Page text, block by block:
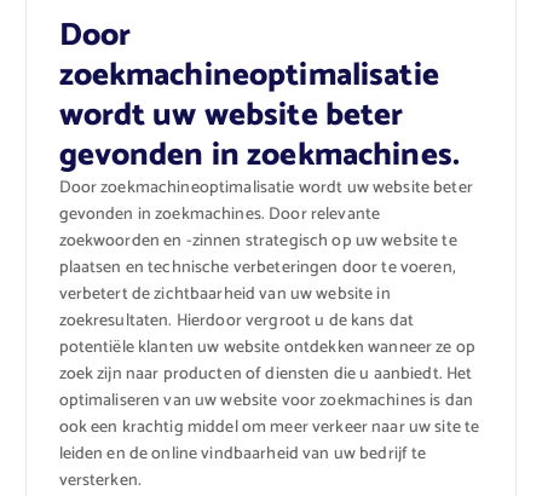
Door
zoekmachineoptimalisatie
wordt uw website beter
gevonden in zoekmachines.
Door zoekmachineoptimalisatie wordt uw website beter
gevonden in zoekmachines. Door relevante
zoekwoorden en -zinnen strategisch op uw website te
plaatsen en technische verbeteringen door te voeren,
verbetert de zichtbaarheid van uw website in
zoekresultaten. Hierdoor vergroot u de kans dat
potentiële klanten uw website ontdekken wanneer ze op
zoek zijn naar producten of diensten die u aanbiedt. Het
optimaliseren van uw website voor zoekmachines is dan
ook een krachtig middel om meer verkeer naar uw site te
leiden en de online vindbaarheid van uw bedrijf te
versterken.